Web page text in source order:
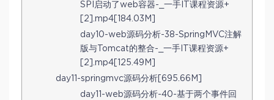
SPI启动了web容器-_一手IT课程资源+
[2].mp4[184.03M]
day10-web源码分析-38-SpringMVC注解
版与Tomcat的整合-_一手IT课程资源+
[2].mp4[125.49M]
day11-springmvc源码分析[695.66M]
day11-web源码分析-40-基于两个事件回